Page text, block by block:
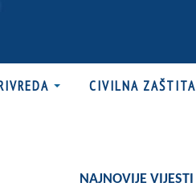
CIVILNA ZAŠTITA
NAJNOVIJE VIJESTI